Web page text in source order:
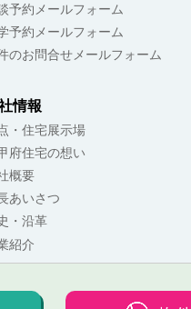
予約メールフォーム
予約メールフォーム
のお問合せメールフォーム
情報
・住宅展示場
府住宅の想い
概要
あいさつ
・沿革
紹介